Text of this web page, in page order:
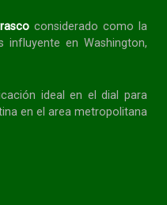
considerado como la
influyente en Washington,
ideal en el dial para
en el area metropolitana